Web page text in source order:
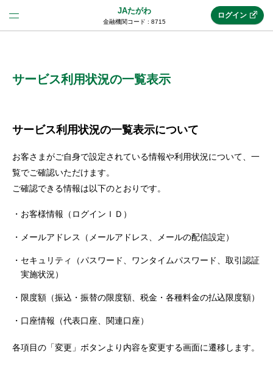
JAたがわ
金融機関コード : 8715
(法人JAネットバンク)
機能・サービス
セキュリティ
使い方
ログイン
サービス利用状況の一覧表示
サービス利用状況の一覧表示について
お客さまがご自身で設定されている情報や利用状況について、一
覧でご確認いただけます。
ご確認できる情報は以下のとおりです。
お客様情報（ログインＩＤ）
メールアドレス（メールアドレス、メールの配信設定）
セキュリティ（パスワード、ワンタイムパスワード、取引認証
実施状況）
限度額（振込・振替の限度額、税金・各種料金の払込限度額）
口座情報（代表口座、関連口座）
各項目の「変更」ボタンより内容を変更する画面に遷移します。